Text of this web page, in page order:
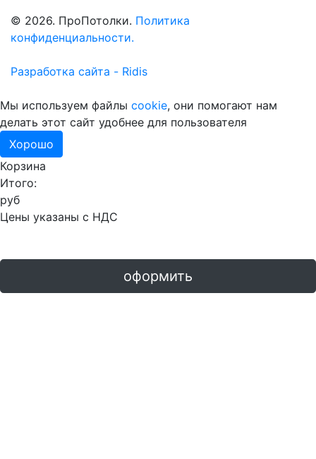
© 2026. ПроПотолки. Политика
конфиденциальности.
Разработка сайта - Ridis
Мы используем файлы cookie, они помогают нам
делать этот сайт удобнее для пользователя
Хорошо
Корзина
Итого:
руб
Цены указаны с НДС
оформить